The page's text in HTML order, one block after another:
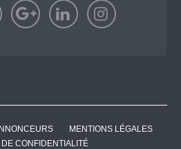
MENTIONS LÉGALES
CONFIDENTIALITÉ